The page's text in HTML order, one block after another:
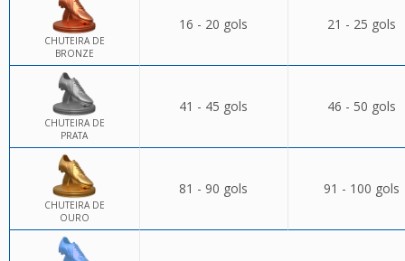
CHUTEIRA DE
BRONZE
16 - 20 gols 21 - 25 gols
CHUTEIRA DE
PRATA
41 - 45 gols 46 - 50 gols
CHUTEIRA DE
OURO
81 - 90 gols 91 - 100 gols